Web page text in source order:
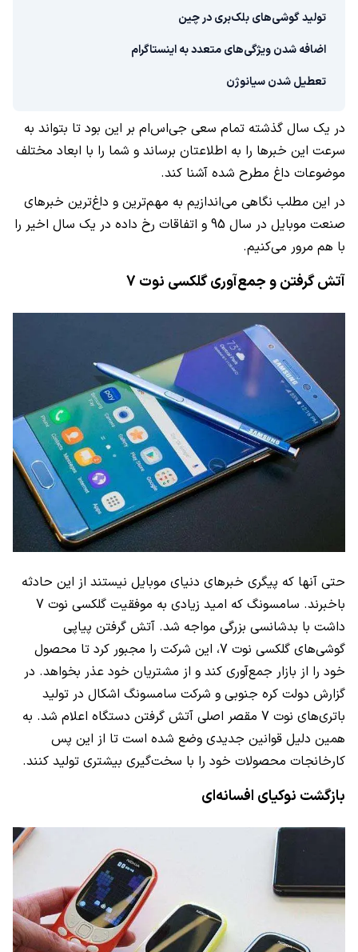
تولید گوشی‌های بلک‌بری در چین
اضافه شدن ویژگی‌های متعدد به اینستاگرام
تعطیل شدن سیانوژن
در یک سال گذشته تمام سعی جی‌اس‌ام بر این بود تا بتواند به
سرعت این خبرها را به اطلاعتان برساند و شما را با ابعاد مختلف
موضوعات داغ مطرح شده آشنا کند.
در این مطلب نگاهی می‌‌اندازیم به مهم‌ترین و داغ‌ترین خبرهای
صنعت موبایل در سال 95 و اتفاقات رخ داده در یک سال اخیر را
با هم مرور می‌کنیم.
آتش گرفتن و جمع‌آوری گلکسی نوت 7
حتی آنها که پیگری خبرهای دنیای موبایل نیستند از این حادثه
باخبرند. سامسونگ که امید زیادی به موفقیت گلکسی نوت 7
داشت با بدشانسی بزرگی مواجه شد. آتش گرفتن پیاپی
گوشی‌های گلکسی نوت 7، این شرکت را مجبور کرد تا محصول
خود را از بازار جمع‌آوری کند و از مشتریان خود عذر بخواهد. در
گزارش دولت کره جنوبی و شرکت سامسونگ اشکال در تولید
باتری‌های نوت 7 مقصر اصلی آتش گرفتن دستگاه اعلام شد. به
همین دلیل قوانین جدیدی وضع شده است تا از این پس
کارخانجات محصولات خود را با سخت‌گیری بیشتری تولید کنند.
بازگشت نوکیای افسانه‌ای